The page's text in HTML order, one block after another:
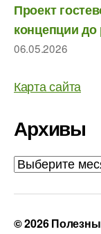
Проект
концепции до
06.05.2026
Карта сайта
Архивы
Архивы
© 2026